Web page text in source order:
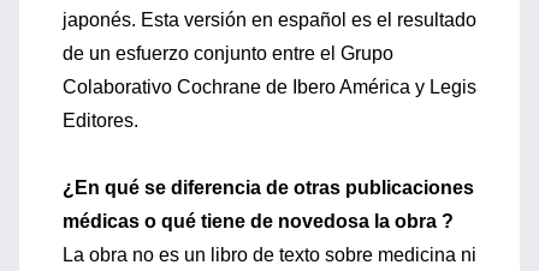
japonés. Esta versión en español es el resultado
de un esfuerzo conjunto entre el Grupo
Colaborativo Cochrane de Ibero América y Legis
Editores.
¿En qué se diferencia de otras publicaciones
médicas o qué tiene de novedosa la obra ?
La obra no es un libro de texto sobre medicina ni